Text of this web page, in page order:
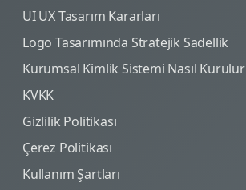
UI UX Tasarım Kararları
Logo Tasarımında Stratejik Sadellik
Kurumsal Kimlik Sistemi Nasıl Kurulur
KVKK
Gizlilik Politikası
Çerez Politikası
Kullanım Şartları